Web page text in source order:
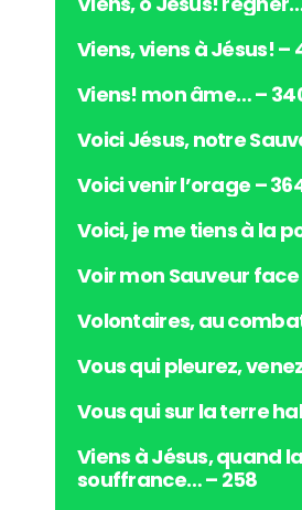
Viens, viens à Jésus! –
Viens! mon âme… –
Voici Jésus, notre
Voici venir l’orage –
Voici, je me tiens à la
Voir mon Sauveur face
Volontaires, au
Vous qui pleurez,
Vous qui sur la terre
Viens à Jésus, quand la
souffrance… – 258